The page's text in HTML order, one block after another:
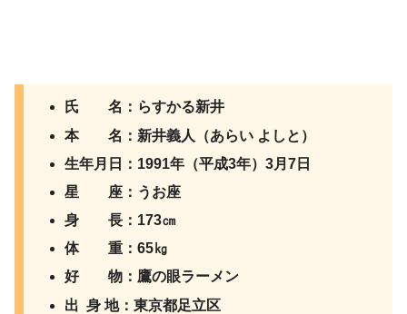
氏 名：らすかる新井
本 名：新井義人（あらい よしと）
生年月日：1991年（平成3年）3月7日
星 座：うお座
身 長：173㎝
体 重：65㎏
好 物：鷹の眼ラーメン
出 身 地：東京都足立区